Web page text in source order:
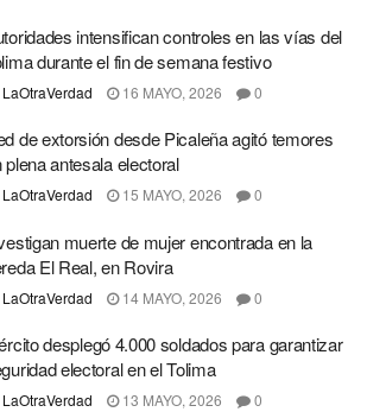
intensifican controles en las vías del
durante el fin de semana festivo
LaOtraVerdad 16 MAYO, 2026 0
de extorsión desde Picaleña agitó temores
plena antesala electoral
LaOtraVerdad 15 MAYO, 2026 0
muerte de mujer encontrada en la
El Real, en Rovira
LaOtraVerdad 14 MAYO, 2026 0
desplegó 4.000 soldados para garantizar
electoral en el Tolima
LaOtraVerdad 13 MAYO, 2026 0